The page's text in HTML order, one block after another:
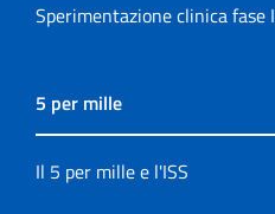
Sperimentazione clinica fase I
5 per mille
Il 5 per mille e l'ISS